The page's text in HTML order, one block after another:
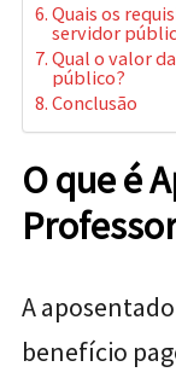
Quais os
servidor
Qual o valor
público?
Conclusão
O que é
A
benefício